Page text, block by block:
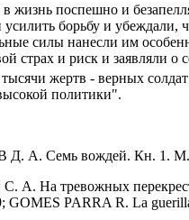
жизнь поспешно и
борьбу и убеждали,
силы нанесли им
страх и риск и заявляли
жертв - верных
политики".
А. Семь вождей. Кн. 1. М.
На тревожных
GOMES PARRA R. La